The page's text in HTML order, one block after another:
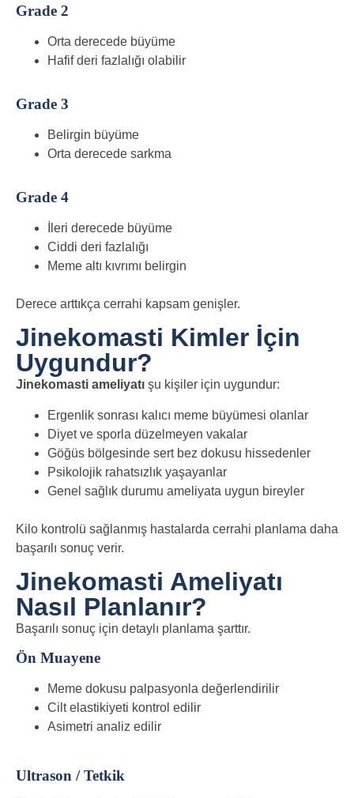
Grade 2
Orta derecede büyüme
Hafif deri fazlalığı olabilir
Grade 3
Belirgin büyüme
Orta derecede sarkma
Grade 4
İleri derecede büyüme
Ciddi deri fazlalığı
Meme altı kıvrımı belirgin
Derece arttıkça cerrahi kapsam genişler.
Jinekomasti Kimler İçin
Uygundur?
Jinekomasti ameliyatı şu kişiler için uygundur:
Ergenlik sonrası kalıcı meme büyümesi olanlar
Diyet ve sporla düzelmeyen vakalar
Göğüs bölgesinde sert bez dokusu hissedenler
Psikolojik rahatsızlık yaşayanlar
Genel sağlık durumu ameliyata uygun bireyler
Kilo kontrolü sağlanmış hastalarda cerrahi planlama daha
başarılı sonuç verir.
Jinekomasti Ameliyatı
Nasıl Planlanır?
Başarılı sonuç için detaylı planlama şarttır.
Ön Muayene
Meme dokusu palpasyonla değerlendirilir
Cilt elastikiyeti kontrol edilir
Asimetri analiz edilir
Ultrason / Tetkik